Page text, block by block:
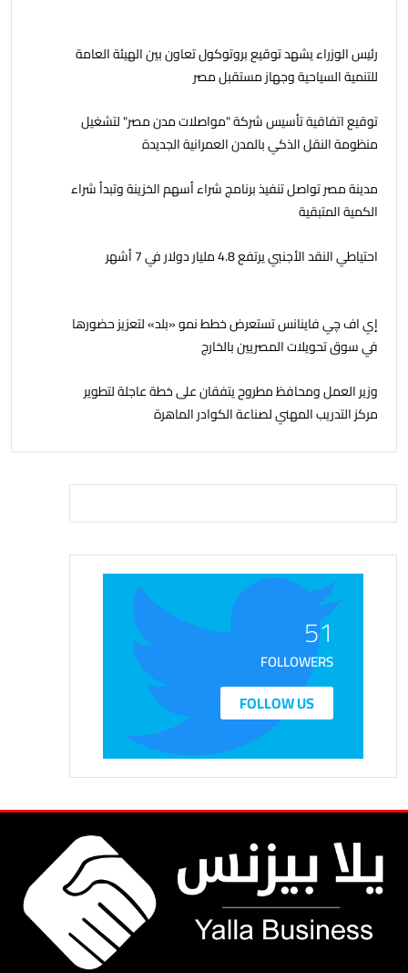
رئيس الوزراء يشهد توقيع بروتوكول تعاون بين الهيئة العامة
للتنمية السياحية وجهاز مستقبل مصر
توقيع اتفاقية تأسيس شركة "مواصلات مدن مصر" لتشغيل
منظومة النقل الذكي بالمدن العمرانية الجديدة
مدينة مصر تواصل تنفيذ برنامج شراء أسهم الخزينة وتبدأ شراء
الكمية المتبقية
احتياطي النقد الأجنبي يرتفع 4.8 مليار دولار في 7 أشهر
إي اف چي فاينانس تستعرض خطط نمو «بلد» لتعزيز حضورها
في سوق تحويلات المصريين بالخارج
وزير العمل ومحافظ مطروح يتفقان على خطة عاجلة لتطوير
مركز التدريب المهني لصناعة الكوادر الماهرة
51
FOLLOWERS
FOLLOW US